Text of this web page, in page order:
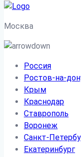
Москва
Россия
Ростов-на-
Крым
Краснодар
Ставрополь
Воронеж
Санкт-
Екатеринбург